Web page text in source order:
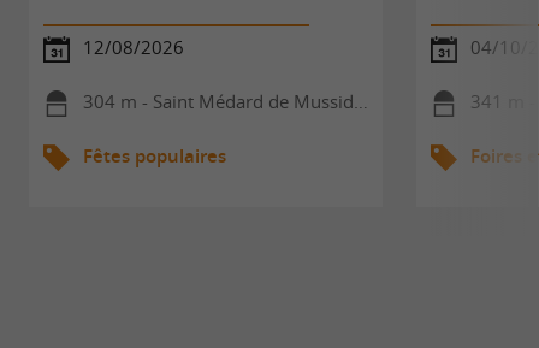
12/08/2026
304 m - Saint Médard de Mussidan
Fêtes populaires
04/10/
341 m -
Foires